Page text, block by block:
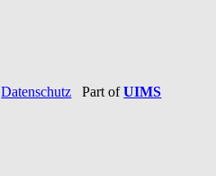
Datenschutz Part ofUIMS